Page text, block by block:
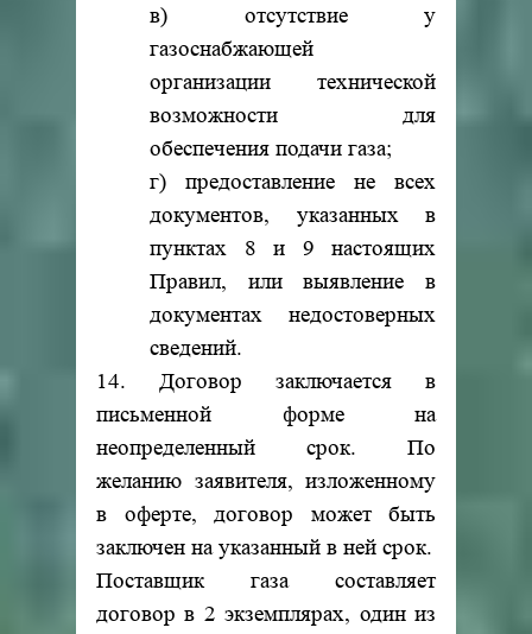
в) отсутствие у
газоснабжающей
организации технической
возможности для
обеспечения подачи газа;
г) предоставление не всех
документов, указанных в
пунктах 8 и 9 настоящих
Правил, или выявление в
документах недостоверных
сведений.
14. Договор заключается в
письменной форме на
неопределенный срок. По
желанию заявителя, изложенному
в оферте, договор может быть
заключен на указанный в ней срок.
Поставщик газа составляет
договор в 2 экземплярах, один из